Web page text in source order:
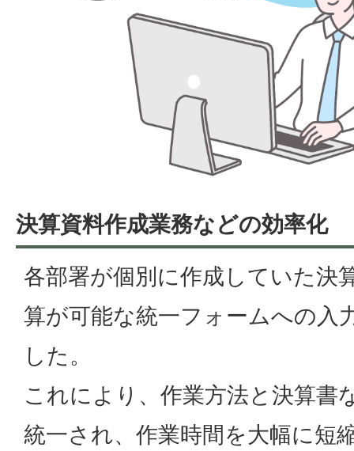
決算資料作成業務などの効率化
各部署が個別に作成していた決
算が可能な統一フォームへの入
した。
これにより、作業方法と決算書
統一され、作業時間を大幅に短